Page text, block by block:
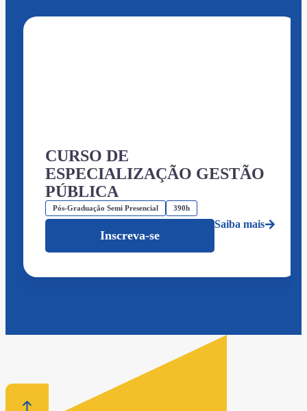
CURSO DE
ESPECIALIZAÇÃO GESTÃO
PÚBLICA
Pós-Graduação Semi Presencial 390h
Inscreva-se
Saiba mais